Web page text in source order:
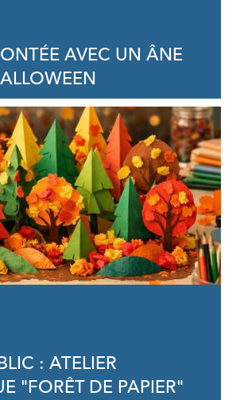
AVEC UN ÂNE
: ATELIER
"FORÊT DE PAPIER"